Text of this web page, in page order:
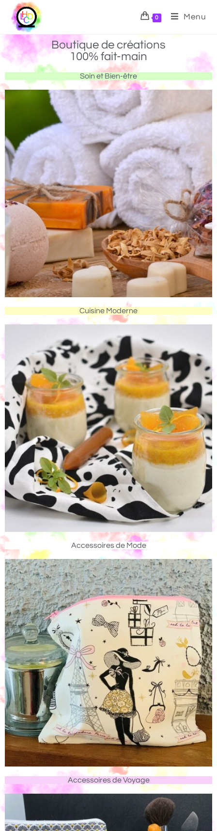
0 Menu
Boutique de créations
100% fait-main
Soin et Bien-être
Cuisine Moderne
Accessoires de Mode
Accessoires de Voyage